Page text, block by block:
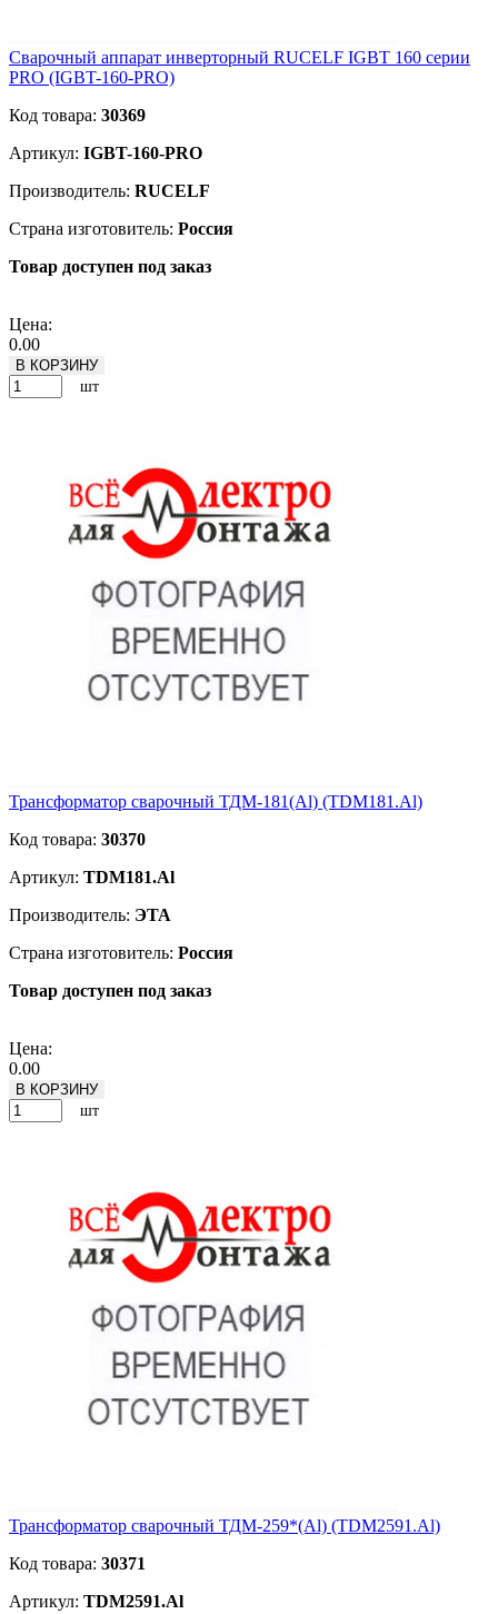
Сварочный аппарат инверторный RUCELF IGBT 160 серии
PRO (IGBT-160-PRO)
Код товара: 30369
Артикул: IGBT-160-PRO
Производитель: RUCELF
Страна изготовитель: Россия
Товар доступен под заказ
Цена:
0.00
В КОРЗИНУ
шт
Трансформатор сварочный ТДМ-181(Al) (TDM181.Al)
Код товара: 30370
Артикул: TDM181.Al
Производитель: ЭТА
Страна изготовитель: Россия
Товар доступен под заказ
Цена:
0.00
В КОРЗИНУ
шт
Трансформатор сварочный ТДМ-259*(Al) (TDM2591.Al)
Код товара: 30371
Артикул: TDM2591.Al